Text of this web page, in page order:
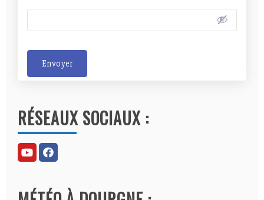
Envoyer
t
e
r
n
t
RÉSEAUX SOCIAUX :